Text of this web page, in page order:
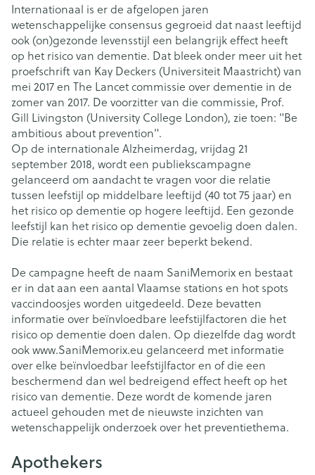
Internationaal is er de afgelopen jaren
wetenschappelijke consensus gegroeid dat naast leeftijd
ook (on)gezonde levensstijl een belangrijk effect heeft
op het risico van dementie. Dat bleek onder meer uit het
proefschrift van Kay Deckers (Universiteit Maastricht) van
mei 2017 en The Lancet commissie over dementie in de
zomer van 2017. De voorzitter van die commissie, Prof.
Gill Livingston (University College London), zie toen: "Be
ambitious about prevention".
Op de internationale Alzheimerdag, vrijdag 21
september 2018, wordt een publiekscampagne
gelanceerd om aandacht te vragen voor die relatie
tussen leefstijl op middelbare leeftijd (40 tot 75 jaar) en
het risico op dementie op hogere leeftijd. Een gezonde
leefstijl kan het risico op dementie gevoelig doen dalen.
Die relatie is echter maar zeer beperkt bekend.
De campagne heeft de naam SaniMemorix en bestaat
er in dat aan een aantal Vlaamse stations en hot spots
vaccindoosjes worden uitgedeeld. Deze bevatten
informatie over beïnvloedbare leefstijlfactoren die het
risico op dementie doen dalen. Op diezelfde dag wordt
ook www.SaniMemorix.eu gelanceerd met informatie
over elke beïnvloedbar leefstijlfactor en of die een
beschermend dan wel bedreigend effect heeft op het
risico van dementie. Deze wordt de komende jaren
actueel gehouden met de nieuwste inzichten van
wetenschappelijk onderzoek over het preventiethema.
Apothekers